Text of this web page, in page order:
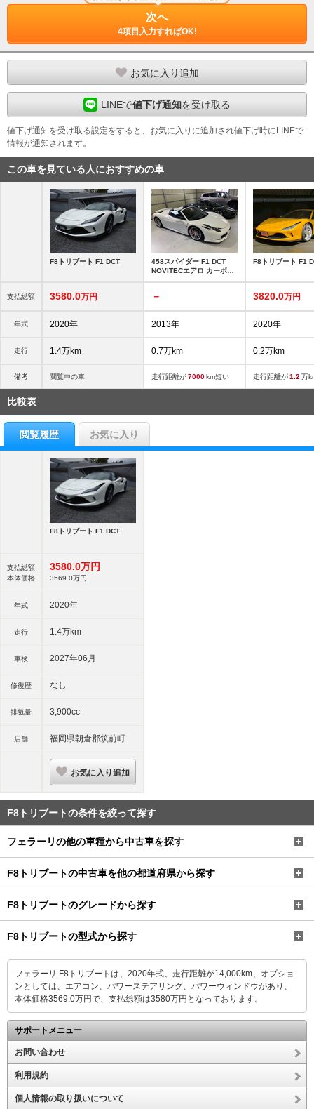
次へ
4項目入力すればOK!
お気に入り追加
LINEで値下げ通知を受け取る
値下げ通知を受け取る設定をすると、お気に入りに追加され値下げ時にLINEで
情報が通知されます。
この車を見ている人におすすめの車
支払総額
年式
走行
備考
F8トリブート F1 DCT
3580.0万円
2020年
1.4万km
閲覧中の車
458スパイダー F1 DCT
NOVITECエアロ カーボン
－
2013年
0.7万km
走行距離が7000km短い
F8トリブート F1
3820.0万円
2020年
0.2万km
走行距離が1.2 万
比較表
閲覧履歴 お気に入り
支払総額
本体価格
年式
走行
車検
修復歴
排気量
店舗
F8トリブート F1 DCT
3580.0万円
3569. 0万円
2020年
1.4万km
2027年06月
なし
3,900cc
福岡県朝倉郡筑前町
お気に入り追加
F8トリブートの条件を絞って探す
フェラーリの他の車種から中古車を探す
F8トリブートの中古車を他の都道府県から探す
F8トリブートのグレードから探す
F8トリブートの型式から探す
フェラーリ F8トリブートは、2020年式、走行距離が14,000km、オプショ
ンとしては、エアコン、パワーステアリング、パワーウィンドウがあり、
本体価格3569.0万円で、支払総額は3580万円となっております。
サポートメニュー
お問い合わせ
利用規約
個人情報の取り扱いについて